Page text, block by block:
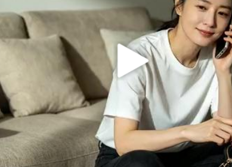
白海豚北上或致京津冀暴雨
国足U17与阿森纳决赛取消 并列冠军
上海有出现龙卷潜势
王艺迪无缘横滨赛决赛
上门女婿出轨女邻居多年被判重婚罪
女子发现前夫婚内与第三者育子
以军士兵把枪口对准中国记者